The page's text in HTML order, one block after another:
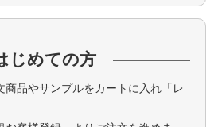
じめての方
商品やサンプルをカートに入れ「レ